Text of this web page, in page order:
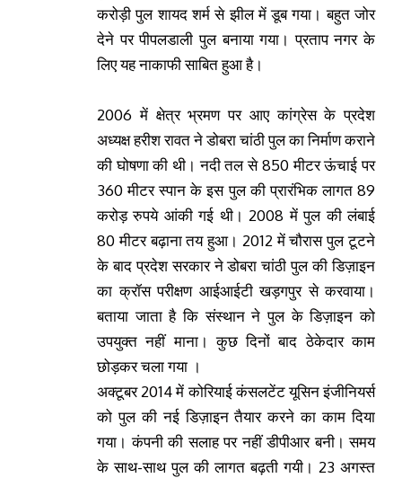
करोड़ी पुल शायद शर्म से झील में डूब गया। बहुत जोर
देने पर पीपलडाली पुल बनाया गया। प्रताप नगर के
लिए यह नाकाफी साबित हुआ है।
2006 में क्षेत्र भ्रमण पर आए कांग्रेस के प्रदेश
अध्यक्ष हरीश रावत ने डोबरा चांठी पुल का निर्माण कराने
की घोषणा की थी। नदी तल से 850 मीटर ऊंचाई पर
360 मीटर स्पान के इस पुल की प्रारंभिक लागत 89
करोड़ रुपये आंकी गई थी। 2008 में पुल की लंबाई
80 मीटर बढ़ाना तय हुआ। 2012 में चौरास पुल टूटने
के बाद प्रदेश सरकार ने डोबरा चांठी पुल की डिज़ाइन
का क्रॉस परीक्षण आईआईटी खड़गपुर से करवाया।
बताया जाता है कि संस्थान ने पुल के डिज़ाइन को
उपयुक्त नहीं माना। कुछ दिनों बाद ठेकेदार काम
छोड़कर चला गया ।
अक्टूबर 2014 में कोरियाई कंसलटेंट यूसिन इंजीनियर्स
को पुल की नई डिज़ाइन तैयार करने का काम दिया
गया। कंपनी की सलाह पर नहीं डीपीआर बनी। समय
के साथ-साथ पुल की लागत बढ़ती गयी। 23 अगस्त